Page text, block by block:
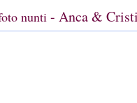
nunti - Anca &